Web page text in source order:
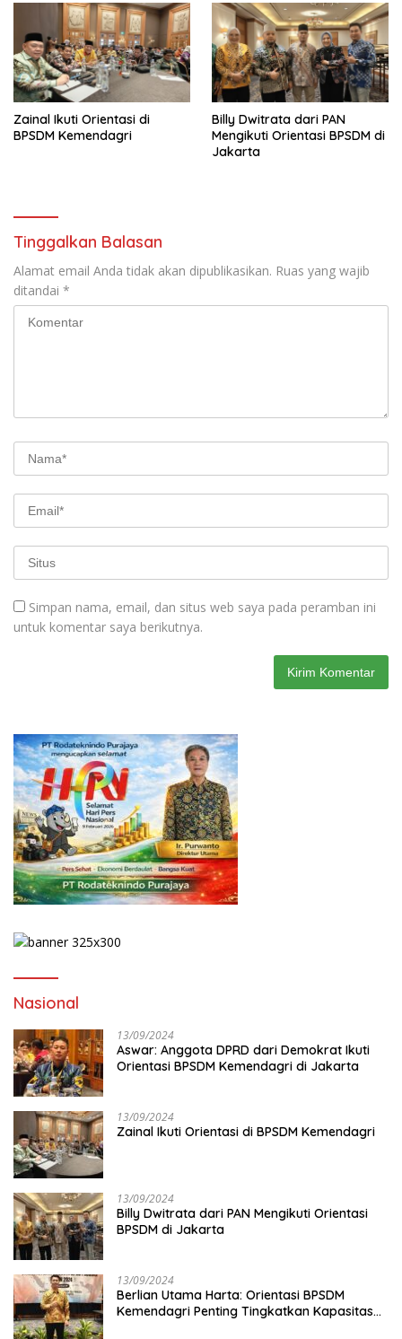
Zainal Ikuti Orientasi di
BPSDM Kemendagri
Billy Dwitrata dari PAN
Mengikuti Orientasi BPSDM di
Jakarta
Tinggalkan Balasan
Alamat email Anda tidak akan dipublikasikan. Ruas yang wajib
ditandai *
Simpan nama, email, dan situs web saya pada peramban ini
untuk komentar saya berikutnya.
Nasional
13/09/2024
Aswar: Anggota DPRD dari Demokrat Ikuti
Orientasi BPSDM Kemendagri di Jakarta
13/09/2024
Zainal Ikuti Orientasi di BPSDM Kemendagri
13/09/2024
Billy Dwitrata dari PAN Mengikuti Orientasi
BPSDM di Jakarta
13/09/2024
Berlian Utama Harta: Orientasi BPSDM
Kemendagri Penting Tingkatkan Kapasitas